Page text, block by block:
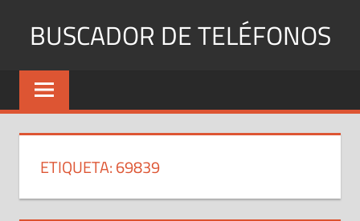
BUSCADOR DE TELÉFONOS
Identifica
Números
y
ETIQUETA:69839